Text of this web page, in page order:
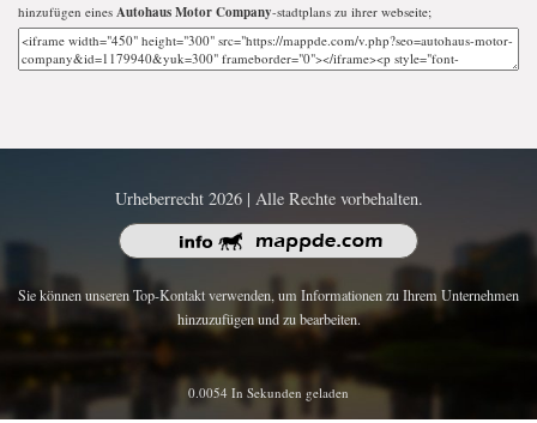
hinzufügen eines Autohaus Motor Company-stadtplans zu ihrer webseite;
Urheberrecht 2026 | Alle Rechte vorbehalten.
Sie können unseren Top-Kontakt verwenden, um Informationen zu Ihrem Unternehmen
hinzuzufügen und zu bearbeiten.
0.0054 In Sekunden geladen